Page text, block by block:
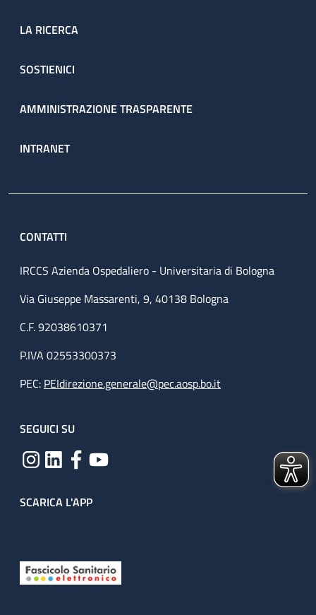
LA RICERCA
SOSTIENICI
AMMINISTRAZIONE TRASPARENTE
INTRANET
CONTATTI
IRCCS Azienda Ospedaliero - Universitaria di Bologna
Via Giuseppe Massarenti, 9, 40138 Bologna
C.F. 92038610371
P.IVA 02553300373
PEC: PEIdirezione.generale@pec.aosp.bo.it
SEGUICI SU
SCARICA L'APP